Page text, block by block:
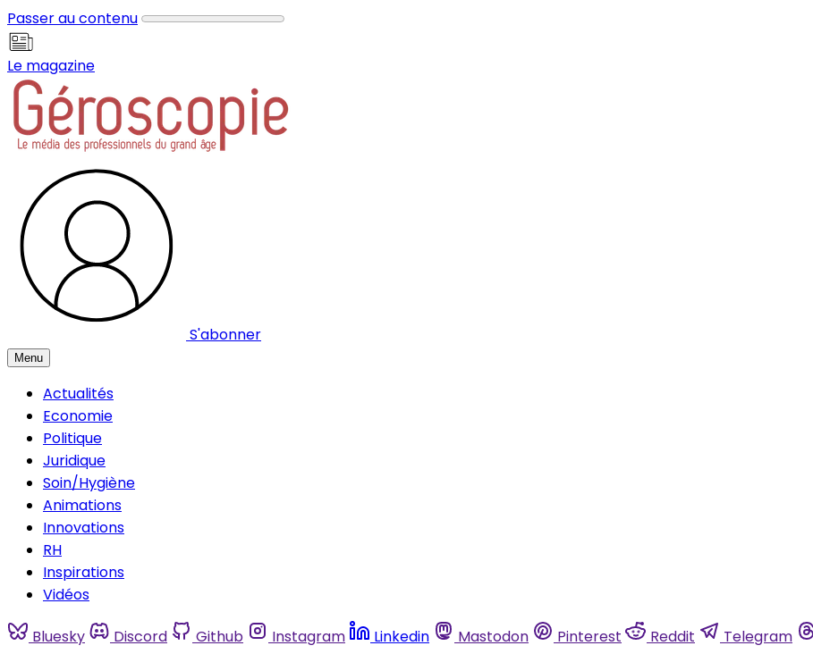
Passer au contenu
Le magazine
S'abonner
Menu
Actualités
Economie
Politique
Juridique
Soin/Hygiène
Animations
Innovations
RH
Inspirations
Vidéos
Bluesky Discord Github Instagram Linkedin Mastodon Pinterest Reddit Telegram
Panneau de gestion des cookies